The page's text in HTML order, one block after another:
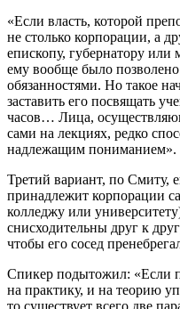
«Если власть, которой
не столько корпорации, а
епископу, губернатору
ему вообще было
обязанностями. Но такое
заставить его посвящать
часов… Лица,
сами на лекциях, редко
надлежащим пониманием».
Третий вариант, по Смиту,
принадлежит корпорации
колледжу или
снисходительны друг к
чтобы его сосед
Спикер подытожил: «Если
на практику, и на теорию
то существует всего две